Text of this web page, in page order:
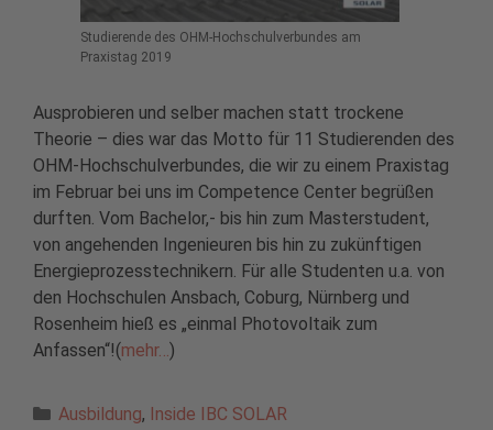
Studierende des OHM-Hochschulverbundes am
Praxistag 2019
Ausprobieren und selber machen statt trockene
Theorie – dies war das Motto für 11 Studierenden des
OHM-Hochschulverbundes, die wir zu einem Praxistag
im Februar bei uns im Competence Center begrüßen
durften. Vom Bachelor,- bis hin zum Masterstudent,
von angehenden Ingenieuren bis hin zu zukünftigen
Energieprozesstechnikern. Für alle Studenten u.a. von
den Hochschulen Ansbach, Coburg, Nürnberg und
Rosenheim hieß es „einmal Photovoltaik zum
Anfassen“!(mehr…)
Kategorien
Ausbildung, Inside IBC SOLAR